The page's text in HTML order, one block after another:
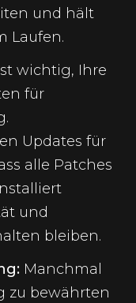
und hält
Laufen.
wichtig, Ihre
für
Updates für
alle Patches
und
bleiben.
Manchmal
zu bewährten